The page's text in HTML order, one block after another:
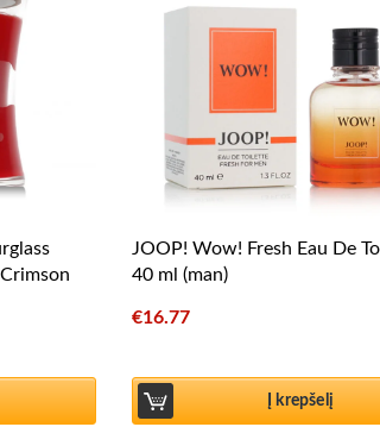
JOOP! Wow! Fresh Eau De
40 ml (man)
€16.77
Į krepšelį